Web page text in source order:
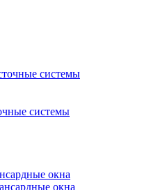
системы
системы
окна
окна